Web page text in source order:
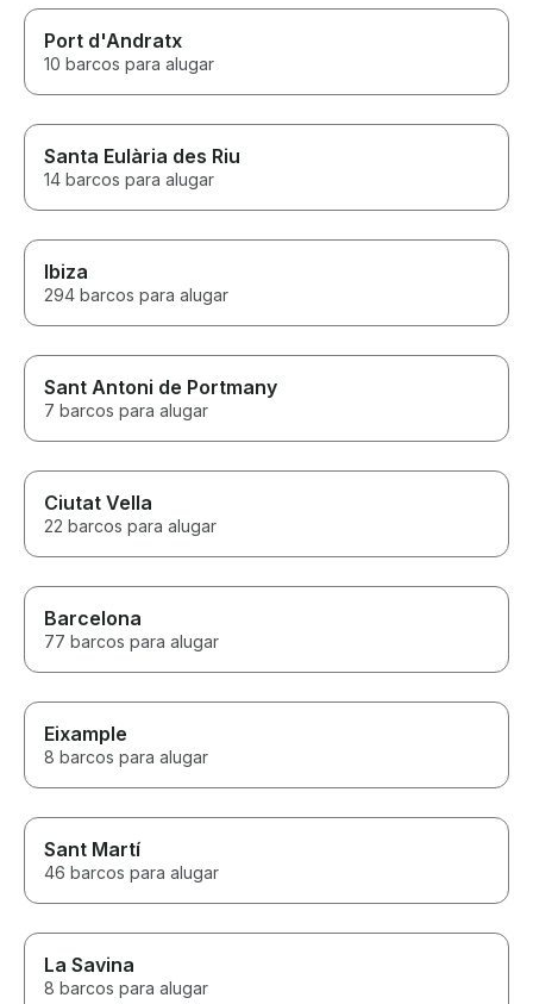
Port d'Andratx
10 barcos para alugar
Santa Eulària des Riu
14 barcos para alugar
Ibiza
294 barcos para alugar
Sant Antoni de Portmany
7 barcos para alugar
Ciutat Vella
22 barcos para alugar
Barcelona
77 barcos para alugar
Eixample
8 barcos para alugar
Sant Martí
46 barcos para alugar
La Savina
8 barcos para alugar